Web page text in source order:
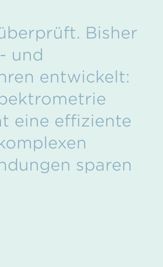
Bisher
und
entwickelt:
eine effiziente
sparen